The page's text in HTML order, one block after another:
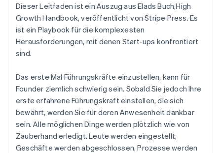
Dieser Leitfaden ist ein Auszug aus Elads Buch,High
Growth Handbook, veröffentlicht von Stripe Press. Es
ist ein Playbook für die komplexesten
Herausforderungen, mit denen Start-ups konfrontiert
sind.
Das erste Mal Führungskräfte einzustellen, kann für
Founder ziemlich schwierig sein. Sobald Sie jedoch Ihre
erste erfahrene Führungskraft einstellen, die sich
bewährt, werden Sie für deren Anwesenheit dankbar
sein. Alle möglichen Dinge werden plötzlich wie von
Zauberhand erledigt. Leute werden eingestellt,
Geschäfte werden abgeschlossen, Prozesse werden